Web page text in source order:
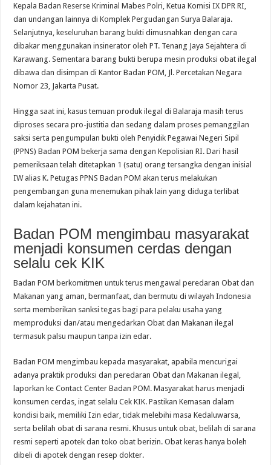
Kepala Badan Reserse Kriminal Mabes Polri, Ketua Komisi IX DPR RI,
dan undangan lainnya di Komplek Pergudangan Surya Balaraja.
Selanjutnya, keseluruhan barang bukti dimusnahkan dengan cara
dibakar menggunakan insinerator oleh PT. Tenang Jaya Sejahtera di
Karawang. Sementara barang bukti berupa mesin produksi obat ilegal
dibawa dan disimpan di Kantor Badan POM, Jl. Percetakan Negara
Nomor 23, Jakarta Pusat.
Hingga saat ini, kasus temuan produk ilegal di Balaraja masih terus
diproses secara pro-justitia dan sedang dalam proses pemanggilan
saksi serta pengumpulan bukti oleh Penyidik Pegawai Negeri Sipil
(PPNS) Badan POM bekerja sama dengan Kepolisian RI. Dari hasil
pemeriksaan telah ditetapkan 1 (satu) orang tersangka dengan inisial
IW alias K. Petugas PPNS Badan POM akan terus melakukan
pengembangan guna menemukan pihak lain yang diduga terlibat
dalam kejahatan ini.
Badan POM mengimbau masyarakat
menjadi konsumen cerdas dengan
selalu cek KIK
Badan POM berkomitmen untuk terus mengawal peredaran Obat dan
Makanan yang aman, bermanfaat, dan bermutu di wilayah Indonesia
serta memberikan sanksi tegas bagi para pelaku usaha yang
memproduksi dan/atau mengedarkan Obat dan Makanan ilegal
termasuk palsu maupun tanpa izin edar.
Badan POM mengimbau kepada masyarakat, apabila mencurigai
adanya praktik produksi dan peredaran Obat dan Makanan ilegal,
laporkan ke Contact Center Badan POM. Masyarakat harus menjadi
konsumen cerdas, ingat selalu Cek KIK. Pastikan Kemasan dalam
kondisi baik, memiliki Izin edar, tidak melebihi masa Kedaluwarsa,
serta belilah obat di sarana resmi. Khusus untuk obat, belilah di sarana
resmi seperti apotek dan toko obat berizin. Obat keras hanya boleh
dibeli di apotek dengan resep dokter.